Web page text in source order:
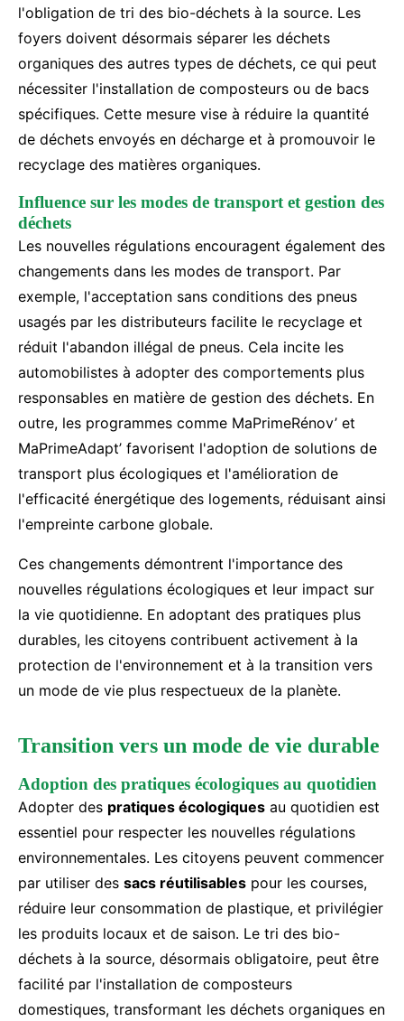
l'obligation de tri des bio-déchets à la source. Les
foyers doivent désormais séparer les déchets
organiques des autres types de déchets, ce qui peut
nécessiter l'installation de composteurs ou de bacs
spécifiques. Cette mesure vise à réduire la quantité
de déchets envoyés en décharge et à promouvoir le
recyclage des matières organiques.
Influence sur les modes de transport et gestion des
déchets
Les nouvelles régulations encouragent également des
changements dans les modes de transport. Par
exemple, l'acceptation sans conditions des pneus
usagés par les distributeurs facilite le recyclage et
réduit l'abandon illégal de pneus. Cela incite les
automobilistes à adopter des comportements plus
responsables en matière de gestion des déchets. En
outre, les programmes comme MaPrimeRénov’ et
MaPrimeAdapt’ favorisent l'adoption de solutions de
transport plus écologiques et l'amélioration de
l'efficacité énergétique des logements, réduisant ainsi
l'empreinte carbone globale.
Ces changements démontrent l'importance des
nouvelles régulations écologiques et leur impact sur
la vie quotidienne. En adoptant des pratiques plus
durables, les citoyens contribuent activement à la
protection de l'environnement et à la transition vers
un mode de vie plus respectueux de la planète.
Transition vers un mode de vie durable
Adoption des pratiques écologiques au quotidien
Adopter des pratiques écologiques au quotidien est
essentiel pour respecter les nouvelles régulations
environnementales. Les citoyens peuvent commencer
par utiliser des sacs réutilisables pour les courses,
réduire leur consommation de plastique, et privilégier
les produits locaux et de saison. Le tri des bio-
déchets à la source, désormais obligatoire, peut être
facilité par l'installation de composteurs
domestiques, transformant les déchets organiques en